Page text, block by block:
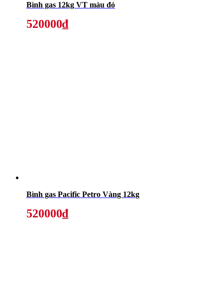
Bình gas 12kg VT màu đỏ
520000₫
Bình gas Pacific Petro Vàng 12kg
520000₫